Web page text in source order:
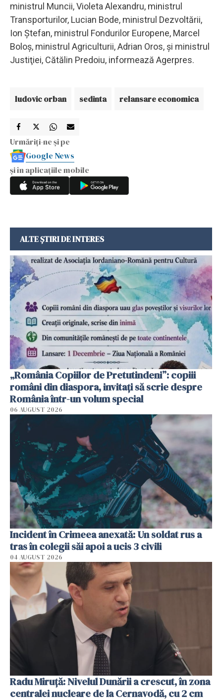
ministrul Muncii, Violeta Alexandru, ministrul
Transporturilor, Lucian Bode, ministrul Dezvoltării,
Ion Ştefan, ministrul Fondurilor Europene, Marcel
Boloş, ministrul Agriculturii, Adrian Oros, şi ministrul
Justiţiei, Cătălin Predoiu, informează Agerpres.
ludovic orban sedinta relansare economica
Urmăriți-ne și pe
Google News
și în aplicațiile mobile
ALTE ȘTIRI DE INTERES
„România Copiilor de Pretutindeni”: copiii
români din diaspora, invitați să scrie despre
România într-un volum special
06 AUGUST 2026
Incident în Crimeea anexată: Un soldat rus a
tras în colegii săi apoi a ucis 3 civili
04 AUGUST 2026
Radu Miruţă: Nivelul Dunării a crescut, în zona
centralei nucleare de la Cernavodă, cu 2 cm